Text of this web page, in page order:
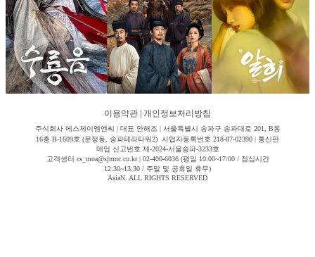
이용약관 개인정보처리방침
주식회사 에스제이엠엔씨 | 대표 안해조 | 서울특별시 송파구 송파대로 201, B동
16층 B-1609호 (문정동, 송파테라타워2) 사업자등록번호 218-87-02390 | 통신판
매업 신고번호 제-2024-서울송파-3233호
고객센터 cs_moa@sjmnc.co.kr | 02-400-6036 (평일 10:00~17:00 / 점심시간
12:30~13:30 / 주말 및 공휴일 휴무)
AsiaN. ALL RIGHTS RESERVED